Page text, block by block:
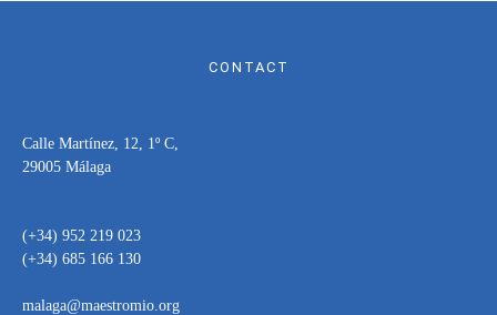
CONTACT
Calle Martínez, 12, 1º C,
29005 Málaga
(+34) 952 219 023
(+34) 685 166 130
malaga@maestromio.org